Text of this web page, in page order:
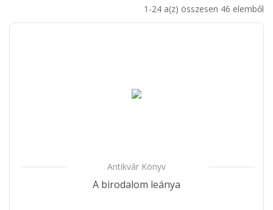
1-24 a(z) összesen 46 elemből
Antikvár Könyv
A birodalom leánya